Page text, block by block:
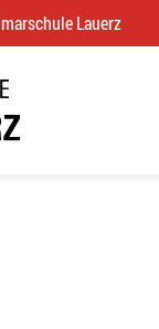
Link) Lauerz